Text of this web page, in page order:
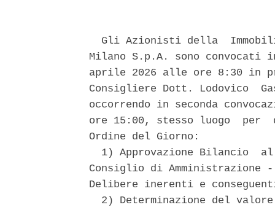
Gli Azionisti della
Milano S.p.A. sono convocati
aprile 2026 alle ore 8:30 in
Consigliere Dott. Lodovico
occorrendo in seconda
ore 15:00, stesso luogo  per
Ordine del Giorno:
1) Approvazione Bilancio
Consiglio di
Delibere inerenti e
2) Determinazione del